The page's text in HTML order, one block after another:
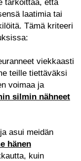
laatimia tai
Tämä kriteeri
viekkaasti
teille tiettäväksi
voimaa ja
silmin nähneet
asui meidän
hänen
kuin